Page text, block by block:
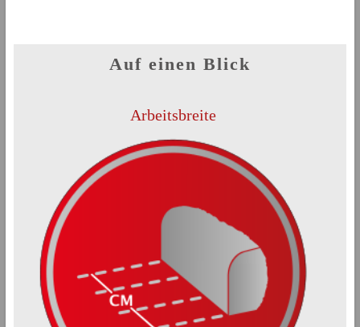
Auf einen Blick
Arbeitsbreite